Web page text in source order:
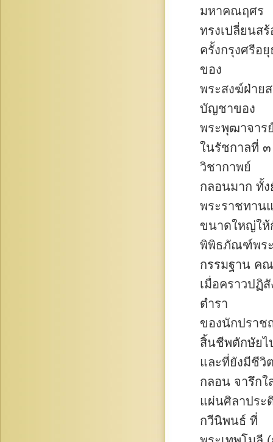
มหาคณฤศร
ทรงเปลี่ยนส
ครั้งกรุงศรีอ
ของ
พระสงฆ์ฝ่าย
บัญชาของ
พระพุฒาจาร
ในรัชกาลที่ ๓
วิชากาพย์
กลอนมาก ทั้ง
พระราชทาน
ขนาดใหญ่ให้
พิพิธภัณฑ์พร
กรรมฐาน ค
เมื่อคราวปฏิ
ตำรา
ของนักปรา
สิ้นชีพตักษัยไ
และที่ยังมีชีวิ
กลอน จารึกใ
แผ่นศิลาประ
กวีนิพนธ์ ที่